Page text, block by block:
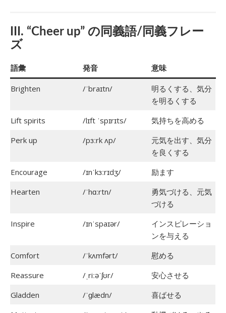
III. “Cheer up” の同義語/同義フレー
ズ
語彙 発音 意味
Brighten /ˈbraɪtn/
明るくする、気分
を明るくする
Lift spirits
/lɪft ˈspɪrɪts/
気持ちを高める
Perk up
/pɜːrk ʌp/
元気を出す、気分
を良くする
Encourage
/ɪnˈkɜːrɪdʒ/
励ます
Hearten
/ˈhɑːrtn/
勇気づける、元気
づける
Inspire
/ɪnˈspaɪər/
インスピレーショ
ンを与える
Comfort
/ˈkʌmfərt/
慰める
Reassure
/ˌriːəˈʃʊr/
安心させる
Gladden
/ˈɡlædn/
喜ばせる